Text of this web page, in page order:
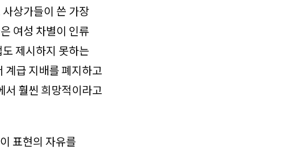
상가들이 쓴 가장
여성 차별이 인류
제시하지 못하는
계급 지배를 폐지하고
서 훨씬 희망적이라고
표현의 자유를